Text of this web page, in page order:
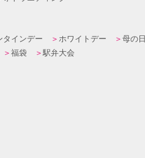
タインデー ホワイトデー 母の日
福袋 駅弁大会